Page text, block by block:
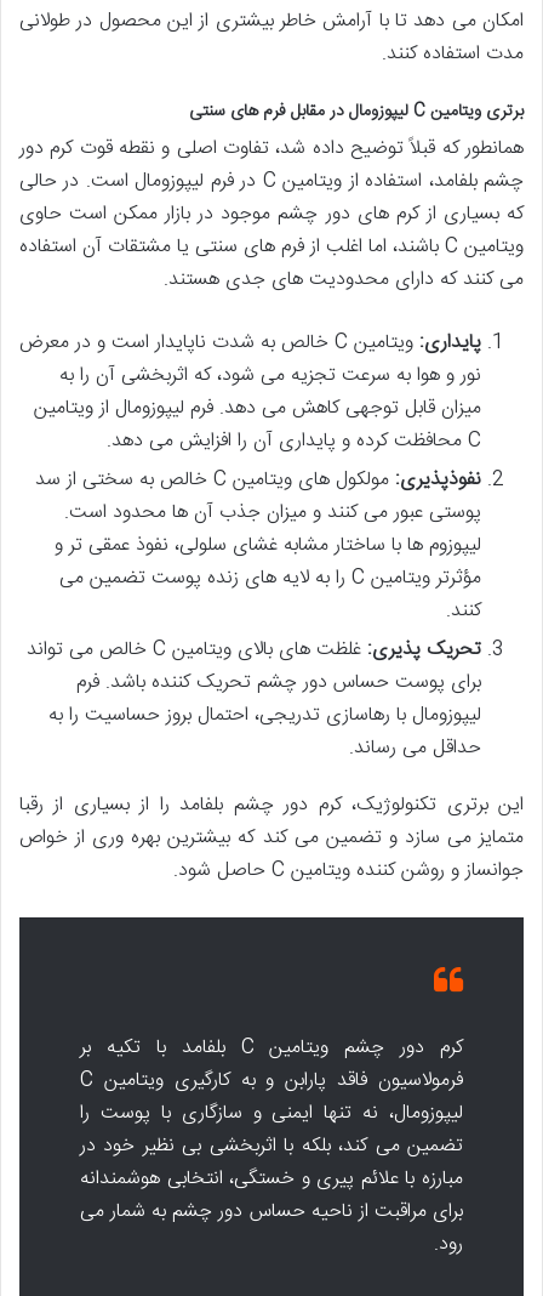
امکان می دهد تا با آرامش خاطر بیشتری از این محصول در طولانی
مدت استفاده کنند.
برتری ویتامین C لیپوزومال در مقابل فرم های سنتی
همانطور که قبلاً توضیح داده شد، تفاوت اصلی و نقطه قوت کرم دور
چشم بلفامد، استفاده از ویتامین C در فرم لیپوزومال است. در حالی
که بسیاری از کرم های دور چشم موجود در بازار ممکن است حاوی
ویتامین C باشند، اما اغلب از فرم های سنتی یا مشتقات آن استفاده
می کنند که دارای محدودیت های جدی هستند.
پایداری:
ویتامین C خالص به شدت ناپایدار است و در معرض
نور و هوا به سرعت تجزیه می شود، که اثربخشی آن را به
میزان قابل توجهی کاهش می دهد. فرم لیپوزومال از ویتامین
C محافظت کرده و پایداری آن را افزایش می دهد.
نفوذپذیری:
مولکول های ویتامین C خالص به سختی از سد
پوستی عبور می کنند و میزان جذب آن ها محدود است.
لیپوزوم ها با ساختار مشابه غشای سلولی، نفوذ عمقی تر و
مؤثرتر ویتامین C را به لایه های زنده پوست تضمین می
کنند.
تحریک پذیری:
غلظت های بالای ویتامین C خالص می تواند
برای پوست حساس دور چشم تحریک کننده باشد. فرم
لیپوزومال با رهاسازی تدریجی، احتمال بروز حساسیت را به
حداقل می رساند.
این برتری تکنولوژیک، کرم دور چشم بلفامد را از بسیاری از رقبا
متمایز می سازد و تضمین می کند که بیشترین بهره وری از خواص
جوانساز و روشن کننده ویتامین C حاصل شود.
کرم دور چشم ویتامین C بلفامد با تکیه بر
فرمولاسیون فاقد پارابن و به کارگیری ویتامین C
لیپوزومال، نه تنها ایمنی و سازگاری با پوست را
تضمین می کند، بلکه با اثربخشی بی نظیر خود در
مبارزه با علائم پیری و خستگی، انتخابی هوشمندانه
برای مراقبت از ناحیه حساس دور چشم به شمار می
رود.